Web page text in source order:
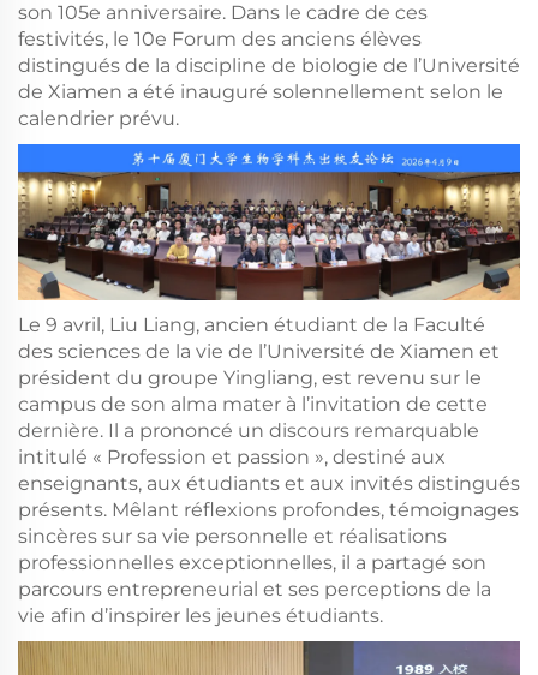
son 105e anniversaire. Dans le cadre de ces
festivités, le 10e Forum des anciens élèves
distingués de la discipline de biologie de l’Université
de Xiamen a été inauguré solennellement selon le
calendrier prévu.
Le 9 avril, Liu Liang, ancien étudiant de la Faculté
des sciences de la vie de l’Université de Xiamen et
président du groupe Yingliang, est revenu sur le
campus de son alma mater à l’invitation de cette
dernière. Il a prononcé un discours remarquable
intitulé « Profession et passion », destiné aux
enseignants, aux étudiants et aux invités distingués
présents. Mêlant réflexions profondes, témoignages
sincères sur sa vie personnelle et réalisations
professionnelles exceptionnelles, il a partagé son
parcours entrepreneurial et ses perceptions de la
vie afin d’inspirer les jeunes étudiants.